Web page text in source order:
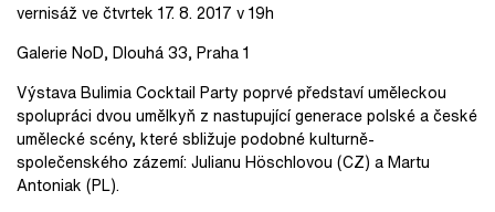
vernisáž ve čtvrtek 17. 8. 2017 v 19h
Galerie NoD, Dlouhá 33, Praha 1
Výstava Bulimia Cocktail Party poprvé představí uměleckou
spolupráci dvou umělkyň z nastupující generace polské a české
umělecké scény, které sbližuje podobné kulturně-
společenského zázemí: Julianu Höschlovou (CZ) a Martu
Antoniak (PL).